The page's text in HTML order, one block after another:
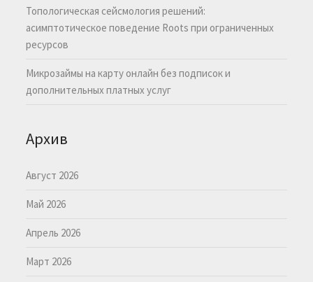
Топологическая сейсмология решений:
асимптотическое поведение Roots при ограниченных
ресурсов
Микрозаймы на карту онлайн без подписок и
дополнительных платных услуг
Архив
Август 2026
Май 2026
Апрель 2026
Март 2026